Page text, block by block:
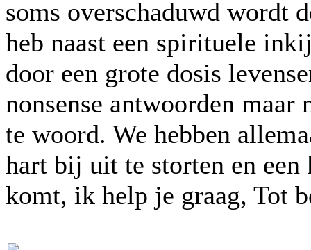
soms overschaduwd wordt
heb naast een spirituele
door een grote dosis
nonsense antwoorden
te woord. We hebben
hart bij uit te storten en
komt, ik help je graag, Tot